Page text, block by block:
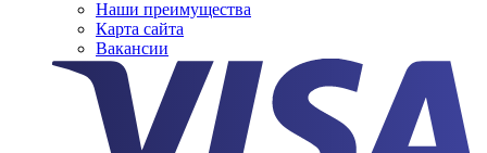
Наши преимущества
Карта сайта
Вакансии